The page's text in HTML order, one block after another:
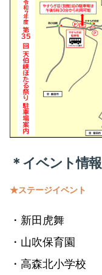
＊イベント情報
★ステージイベント
・新田虎舞
・山吹保育園
・高森北小学校